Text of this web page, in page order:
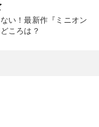
い！最新作『ミニオン
ころは？